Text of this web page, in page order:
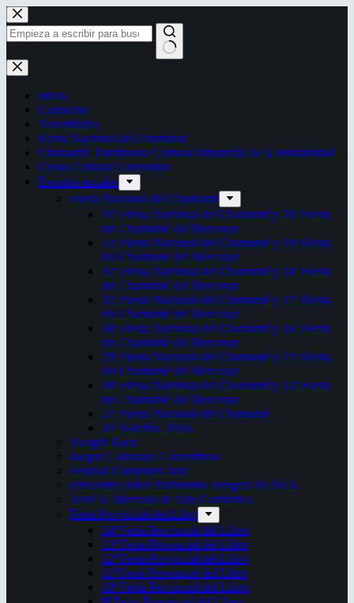
Saltar
al
contenido
Sin
resultados
Inicio
Contactos
Autoridades
Fiesta Nacional del Chamamé
Chamamé: Patrimonio Cultural Inmaterial de la Humanidad
Censo Cultural Correntino
Eventos anuales
Fiesta Nacional del Chamamé
34ª Fiesta Nacional del Chamamé y 20ª Fiesta
del Chamamé del Mercosur
33ª Fiesta Nacional del Chamamé y 19ª Fiesta
del Chamamé del Mercosur
32ª Fiesta Nacional del Chamamé y 18ª Fiesta
del Chamamé del Mercosur
31ª Fiesta Nacional del Chamamé y 17ª Fiesta
del Chamamé del Mercosur
30ª Fiesta Nacional del Chamamé y 16ª Fiesta
del Chamamé del Mercosur
29ª Fiesta Nacional del Chamamé y 15ª Fiesta
del Chamamé del Mercosur
28ª Fiesta Nacional del Chamamé y 14ª Fiesta
del Chamamé del Mercosur
27ª Fiesta Nacional del Chamamé
26ª Edición. 2016.
Taragüi Rock
Juegos Culturales Correntinos
Festival Corrientes Jazz
Encuentro sobre Patrimonio Integral del NEA
ArteCo. Mercado de Arte Corrientes
Feria Provincial del Libro
14ª Feria Provincial del Libro
13ª Feria Provincial del Libro
12ª Feria Provincial del Libro
11ª Feria Provincial del Libro
10ª Feria Provincial del Libro